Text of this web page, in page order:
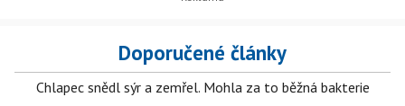
Doporučené články
Chlapec snědl sýr a zemřel. Mohla za to běžná bakterie